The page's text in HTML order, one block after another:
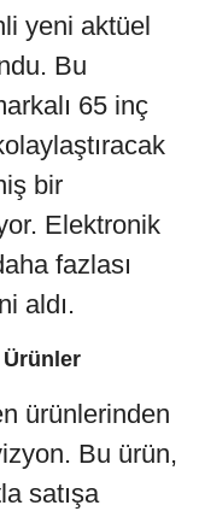
yeni aktüel
Bu
65 inç
bir
Elektronik
fazlası
aldı.
ürünlerinden
Bu ürün,
satışa